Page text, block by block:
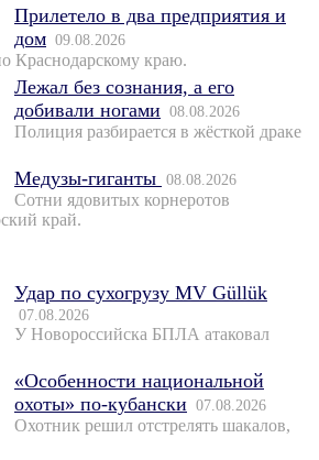
Прилетело в два предприятия и
дом 09.08.2026
Краснодарскому краю.
Лежал без сознания, а его
добивали ногами 08.08.2026
Полиция разбирается в жёсткой драке
Медузы-гиганты 08.08.2026
Сотни ядовитых корнеротов
край.
Удар по сухогрузу MV Güllük
07.08.2026
У Новороссийска БПЛА атаковал
«Особенности национальной
охоты» по-кубански 07.08.2026
Охотник решил отстрелять шакалов,